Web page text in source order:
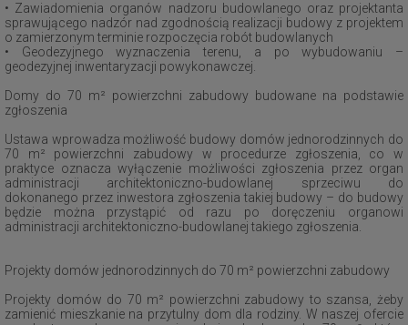
• Zawiadomienia organów nadzoru budowlanego oraz projektanta
sprawującego nadzór nad zgodnością realizacji budowy z projektem
o zamierzonym terminie rozpoczęcia robót budowlanych
• Geodezyjnego wyznaczenia terenu, a po wybudowaniu –
geodezyjnej inwentaryzacji powykonawczej.
Domy do 70 m² powierzchni zabudowy budowane na podstawie
zgłoszenia
Ustawa wprowadza możliwość budowy domów jednorodzinnych do
70 m² powierzchni zabudowy w procedurze zgłoszenia, co w
praktyce oznacza wyłączenie możliwości zgłoszenia przez organ
administracji architektoniczno-budowlanej sprzeciwu do
dokonanego przez inwestora zgłoszenia takiej budowy – do budowy
będzie można przystąpić od razu po doręczeniu organowi
administracji architektoniczno-budowlanej takiego zgłoszenia.
Projekty domów jednorodzinnych do 70 m² powierzchni zabudowy
Projekty domów do 70 m² powierzchni zabudowy to szansa, żeby
zamienić mieszkanie na przytulny dom dla rodziny. W naszej ofercie